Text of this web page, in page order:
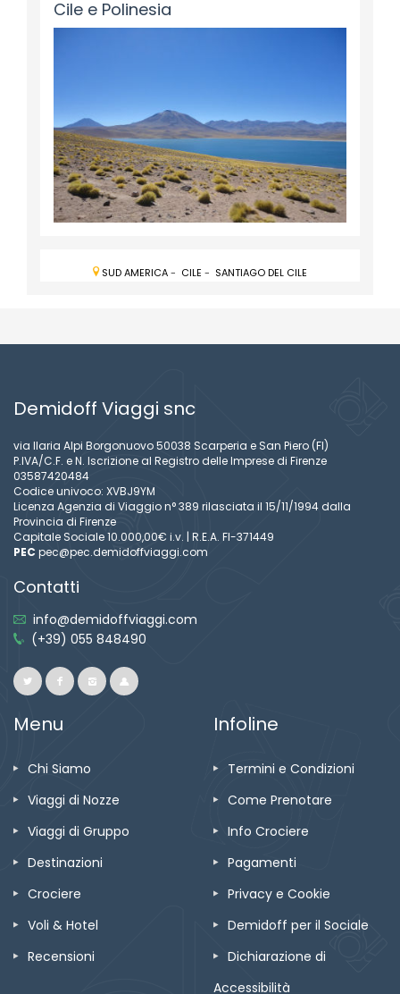
Cile e Polinesia
SUD AMERICA- CILE - SANTIAGO DEL CILE
Demidoff Viaggi snc
via Ilaria Alpi Borgonuovo 50038 Scarperia e San Piero (FI)
P.IVA/C.F. e N. Iscrizione al Registro delle Imprese di Firenze
03587420484
Codice univoco: XVBJ9YM
Licenza Agenzia di Viaggio n° 389 rilasciata il 15/11/1994 dalla
Provincia di Firenze
Capitale Sociale 10.000,00€ i.v. | R.E.A. FI-371449
PEC pec@pec.demidoffviaggi.com
Contatti
info@demidoffviaggi.com
(+39) 055 848490
Menu
Chi Siamo
Viaggi di Nozze
Viaggi di Gruppo
Destinazioni
Crociere
Voli & Hotel
Recensioni
Infoline
Termini e Condizioni
Come Prenotare
Info Crociere
Pagamenti
Privacy e Cookie
Demidoff per il Sociale
Dichiarazione di
Accessibilità